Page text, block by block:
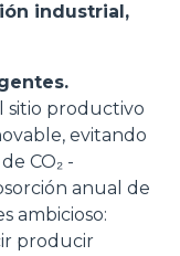
industrial,
sitio productivo
evitando
CO₂ -
anual de
ambicioso:
producir